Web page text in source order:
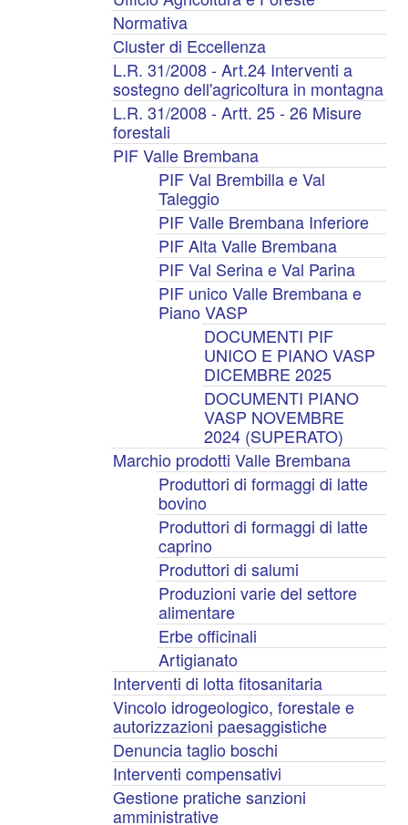
Normativa
Cluster di Eccellenza
L.R. 31/2008 - Art.24 Interventi a
sostegno dell'agricoltura in montagna
L.R. 31/2008 - Artt. 25 - 26 Misure
forestali
PIF Valle Brembana
PIF Val Brembilla e Val
Taleggio
PIF Valle Brembana Inferiore
PIF Alta Valle Brembana
PIF Val Serina e Val Parina
PIF unico Valle Brembana e
Piano VASP
DOCUMENTI PIF
UNICO E PIANO VASP
DICEMBRE 2025
DOCUMENTI PIANO
VASP NOVEMBRE
2024 (SUPERATO)
Marchio prodotti Valle Brembana
Produttori di formaggi di latte
bovino
Produttori di formaggi di latte
caprino
Produttori di salumi
Produzioni varie del settore
alimentare
Erbe officinali
Artigianato
Interventi di lotta fitosanitaria
Vincolo idrogeologico, forestale e
autorizzazioni paesaggistiche
Denuncia taglio boschi
Interventi compensativi
Gestione pratiche sanzioni
amministrative